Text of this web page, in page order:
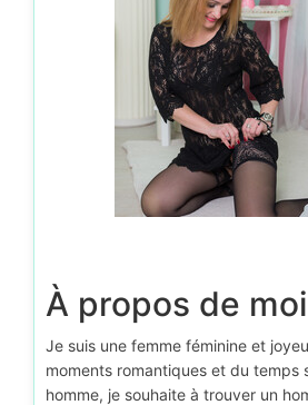
À propos de moi
Je suis une femme féminine et
moments romantiques et du temps
homme, je souhaite à trouver un